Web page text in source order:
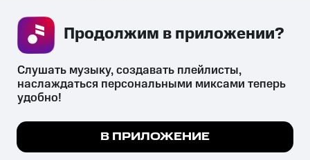
СКАЧАТЬ ПРИЛОЖЕНИЕ
психотропных веществ, их аналогов причиняет вред здоровью,
их незаконный оборот запрещён и влечёт установленную
законодательством ответственность.
Мы используем куки, чтобы на сайте все
Подробнее
Слушать музыку, создавать плейлисты,
наслаждаться персональными миксами теперь
удобно!
В ПРИЛОЖЕНИЕ